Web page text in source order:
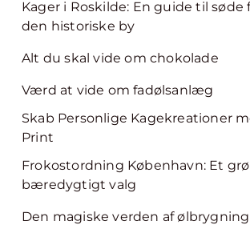
Kager i Roskilde: En guide til søde
den historiske by
Alt du skal vide om chokolade
Værd at vide om fadølsanlæg
Skab Personlige Kagekreationer
Print
Frokostordning København: Et
bæredygtigt valg
Den magiske verden af ølbrygning